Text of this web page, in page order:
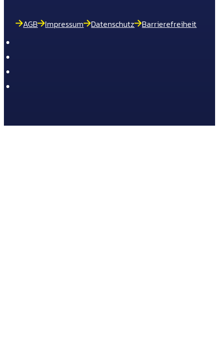
AGB Impressum Datenschutz Barrierefreiheit